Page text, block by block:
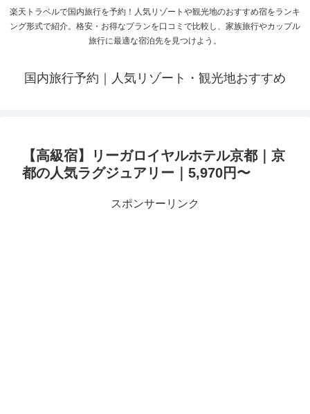
楽天トラベルで国内旅行を予約！人気リゾートや観光地のおすすめ宿をランキ
ング形式で紹介。格安・お得なプランを口コミで比較し、家族旅行やカップル
旅行に最適な宿泊先を見つけよう。
国内旅行予約｜人気リゾート・観光地おすすめ
【高級宿】リーガロイヤルホテル京都｜京
都の人気ラグジュアリー｜5,970円〜
スポンサーリンク